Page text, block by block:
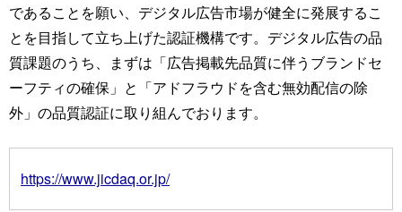
であることを願い、デジタル広告市場が健全に発展するこ
とを目指して立ち上げた認証機構です。デジタル広告の品
質課題のうち、まずは「広告掲載先品質に伴うブランドセ
ーフティの確保」と「アドフラウドを含む無効配信の除
外」の品質認証に取り組んでおります。
https://www.jicdaq.or.jp/